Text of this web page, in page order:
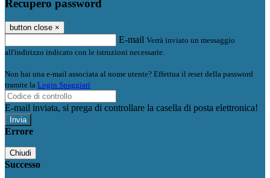
Recupero password
button close ×
E-mail Verrà inviato un messaggio
all'indirizzo indicato con le istruzioni necessarie.
Non hai una e-mail associata al nome utente? Effettua il reset della password
tramite la Login Spaggiari
E-mail inviata, si prega di controllare la casella di posta elettronica!
Errore
Chiudi
Successo